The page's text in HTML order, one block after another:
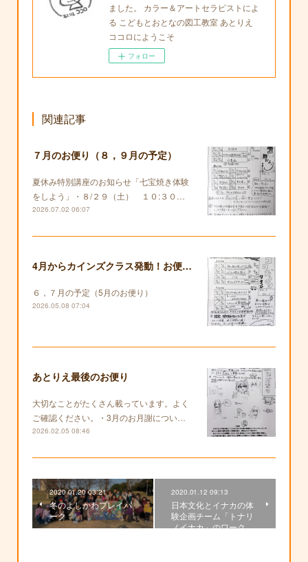
ました。 カラー＆アートセラピストによ
る こどもとおとなの図工教室 あとりえ
ココロにようこそ
フォロー
関連記事
７月のお便り（８，９月の予定）
夏休み特別講座のお知らせ「七宝焼き体験
をしよう」・８/２９（土） １０:３０…
2026.07.02 06:07
4月からカインズクラス発動！お便りも復活します！
６，７月の予定（5月のお便り）
2026.05.08 07:04
あとりえ最後のお便り
大切なことがたくさん載っています。よく
ご確認ください。・3月のお月謝につい…
2026.02.05 08:46
2020.01.20 03:21
冬のよしかわプレイパ
ーク
2020.01.12 09:13
日本文化とイナカの体
験企画チーム「トナリ
ノイナカ」のワーク…